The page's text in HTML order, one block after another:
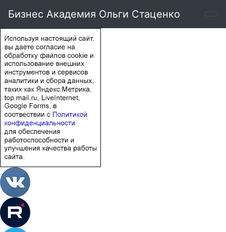
Бизнес Академия Ольги Стаценко